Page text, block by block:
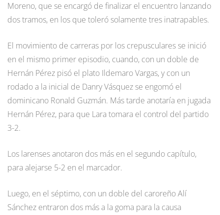
Moreno, que se encargó de finalizar el encuentro lanzando
dos tramos, en los que toleró solamente tres inatrapables.
El movimiento de carreras por los crepusculares se inició
en el mismo primer episodio, cuando, con un doble de
Hernán Pérez pisó el plato Ildemaro Vargas, y con un
rodado a la inicial de Danry Vásquez se engomó el
dominicano Ronald Guzmán. Más tarde anotaría en jugada
Hernán Pérez, para que Lara tomara el control del partido
3-2.
Los larenses anotaron dos más en el segundo capítulo,
para alejarse 5-2 en el marcador.
Luego, en el séptimo, con un doble del caroreño Alí
Sánchez entraron dos más a la goma para la causa